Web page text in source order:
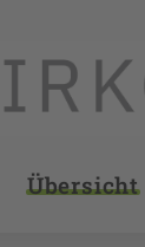
Übersicht